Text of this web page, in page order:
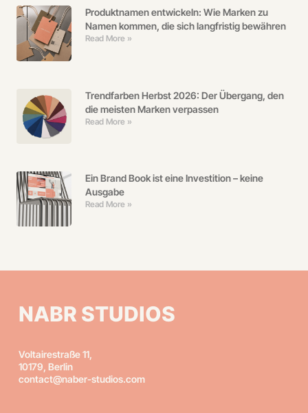
Produktnamen entwickeln: Wie Marken zu
Namen kommen, die sich langfristig bewähren
Read More »
Trendfarben Herbst 2026: Der Übergang, den
die meisten Marken verpassen
Read More »
Ein Brand Book ist eine Investition – keine
Ausgabe
Read More »
NABR STUDIOS
Voltairestraße 11,
10179, Berlin
contact@naber-studios.com